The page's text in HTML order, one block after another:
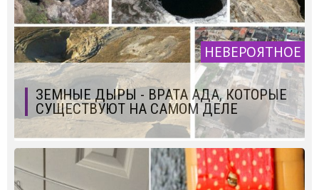
НЕВЕРОЯТНОЕ
ЗЕМНЫЕ ДЫРЫ - ВРАТА АДА, КОТОРЫЕ
СУЩЕСТВУЮТ НА САМОМ ДЕЛЕ